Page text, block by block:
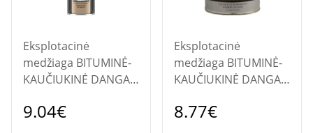
Eksplotacinė
medžiaga BITUMINĖ-
KAUČIUKINĖ DANGA
9.04€
Eksplotacinė
medžiaga BITUMINĖ-
KAUČIUKINĖ DANGA
8.77€